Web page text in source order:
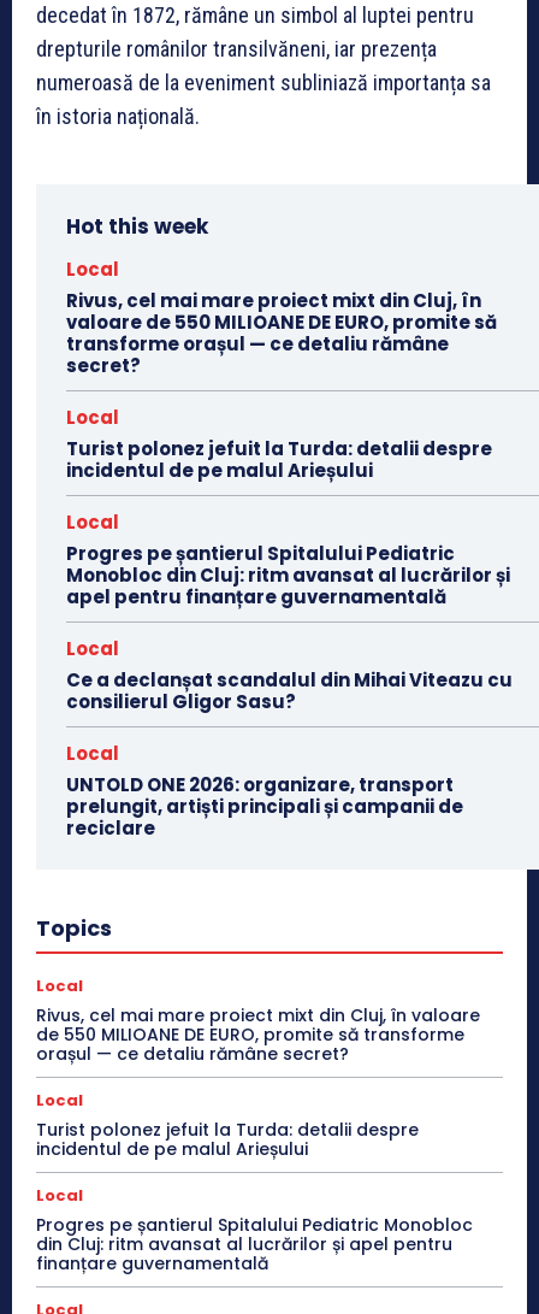
decedat în 1872, rămâne un simbol al luptei pentru
drepturile românilor transilvăneni, iar prezența
numeroasă de la eveniment subliniază importanța sa
în istoria națională.
Hot this week
Local
Rivus, cel mai mare proiect mixt din Cluj, în
valoare de 550 MILIOANE DE EURO, promite să
transforme orașul — ce detaliu rămâne
secret?
Local
Turist polonez jefuit la Turda: detalii despre
incidentul de pe malul Arieșului
Local
Progres pe șantierul Spitalului Pediatric
Monobloc din Cluj: ritm avansat al lucrărilor și
apel pentru finanțare guvernamentală
Local
Ce a declanșat scandalul din Mihai Viteazu cu
consilierul Gligor Sasu?
Local
UNTOLD ONE 2026: organizare, transport
prelungit, artiști principali și campanii de
reciclare
Topics
Local
Rivus, cel mai mare proiect mixt din Cluj, în valoare
de 550 MILIOANE DE EURO, promite să transforme
orașul — ce detaliu rămâne secret?
Local
Turist polonez jefuit la Turda: detalii despre
incidentul de pe malul Arieșului
Local
Progres pe șantierul Spitalului Pediatric Monobloc
din Cluj: ritm avansat al lucrărilor și apel pentru
finanțare guvernamentală